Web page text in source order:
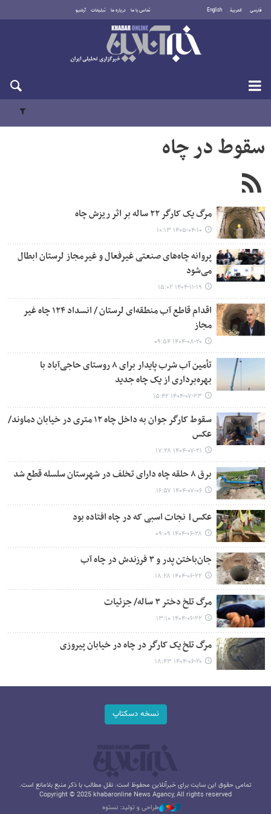
فارسی العربية English تماس با ما درباره ما تبلیغات آرشیو
دوشنبه ۱۹ مرداد ۱۴۰۵
سقوط در چاه
مرگ یک کارگر ۲۲ ساله بر اثر ریزش چاه
۱۴۰۵-۰۴-۱۰ ۱۰:۱۳
پروانه چاه‌های صنعتی غیرفعال و غیرمجاز لرستان ابطال
می‌شود
۱۴۰۴-۱۱-۱۹ ۱۵:۰۲
اقدام قاطع آب منطقه‌ای لرستان / انسداد ۱۲۴ چاه غیر
مجاز
۱۴۰۴-۰۸-۲۰ ۰۹:۵۴
تأمین آب شرب پایدار برای ۸ روستای حاجی‌آباد با
بهره‌برداری از یک چاه جدید
۱۴۰۴-۰۷-۲۳ ۱۵:۴۲
سقوط کارگر جوان به داخل چاه ۱۲ متری در خیابان دماوند/
عکس
۱۴۰۴-۰۷-۲۱ ۱۷:۲۸
برق ۸ حلقه چاه دارای تخلف در شهرستان سلسله قطع شد
۱۴۰۴-۰۷-۰۶ ۱۶:۵۷
عکس| نجات اسبی که در چاه افتاده بود
۱۴۰۴-۰۶-۲۸ ۰۹:۰۹
جان‌باختن پدر و ۳ فرزندش در چاه آب
۱۴۰۴-۰۶-۲۲ ۱۸:۲۸
مرگ تلخ دختر ۳ ساله/ جزئیات
۱۴۰۴-۰۶-۲۲ ۱۳:۱۰
مرگ تلخ یک کارگر در چاه در خیابان پیروزی
۱۴۰۴-۰۶-۲۰ ۱۸:۴۳
نسخه دسکتاپ
تمامی حقوق این سایت برای خبرآنلاین محفوظ است. نقل مطالب با ذکر منبع بلامانع است.
Copyright © 2025 khabaronline News Agancy, All rights reserved
طراحی و تولید: نستوه